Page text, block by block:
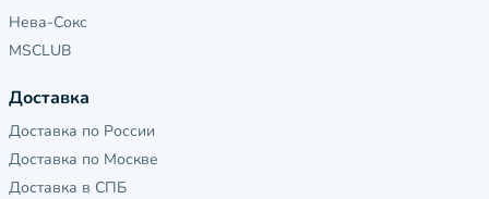
Нева-Сокс
MSCLUB
Доставка
Доставка по России
Доставка по Москве
Доставка в СПБ